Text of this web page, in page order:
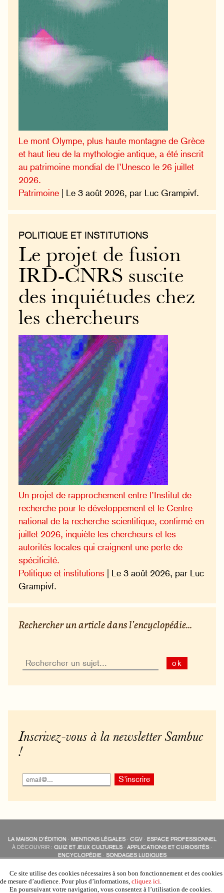
Le mont Olympe, plus haute montagne de Grèce
et haut lieu de la mythologie antique, a été inscrit
au patrimoine mondial de l’Unesco le 26 juillet
2026.
Patrimoine | Le 3 août 2026, par Luc Grampivf.
POLITIQUE ET INSTITUTIONS
Le projet de fusion
IRD-CNRS suscite
des inquiétudes chez
les chercheurs
Un projet de rapprochement entre l’Institut de
recherche pour le développement et le Centre
national de la recherche scientifique, confirmé en
juillet 2026, inquiète les chercheurs et les
autorités locales qui craignent une perte de
spécificité.
Politique et institutions | Le 3 août 2026, par Luc
Grampivf.
Rechercher un article dans l’encyclopédie...
ok
Inscrivez-vous à la newsletter Sambuc
!
LA MAISON D’ÉDITION · MENTIONS LÉGALES· CGV· ESPACE PROFESSIONNEL
À DÉCOUVRIR : QUIZ ET JEUX CULTURELS · APPLICATIONS ET CURIOSITÉS ·
ENCYCLOPÉDIE· SONDAGES LUDIQUES
COLLECTIONS :SAMBUC·ÉDISOLUM·REVUE LITTÉRAIREL’EAU-FORTE
AUTRES SITES :COLL. « LES ÉDISOLUM »
Ce site utilise des cookies nécessaires à son bon fonctionnement et des cookies
de mesure d’audience. Pour plus d’informations, cliquez ici.
En poursuivant votre navigation, vous consentez à l’utilisation de cookies.